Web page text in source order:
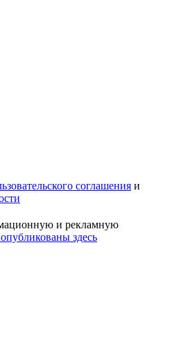
соглашения и
и рекламную
здесь